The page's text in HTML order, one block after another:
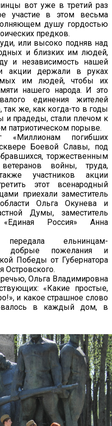
вот уже в третий раз
участие в этом весьма
душу гордостью
предков.
или высоко подняв над
и близких им людей,
и независимость нашей
акции держали в руках
им людей, чтобы их
нашего народа. И это
единения жителей
так же, как когда-то в годы
и прадеды, стали плечом к
патриотическом порыве.
«Миллионам погибших
Боевой Славы, под
торжественным
войны, труда,
участников акции
этот всенародный
приехали заместитель
Ольга Окунева и
Думы, заместитель
Россия» Анна
ельнинцам-
добрые пожелания и
Победы от Губернатора
Островского.
Ольга Владимировна
«Какие простые,
и какое страшное слово
в каждый дом, в